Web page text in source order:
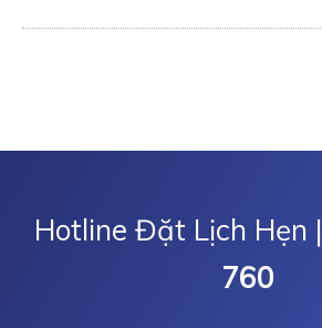
Hotline Đặt Lịch Hẹn |
760